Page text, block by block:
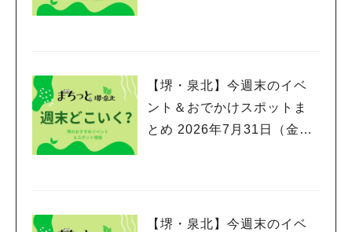
【堺・泉北】今週末のイベ
ント＆おでかけスポットま
とめ 2026年7月31日（金）
【堺・泉北】今週末のイベ